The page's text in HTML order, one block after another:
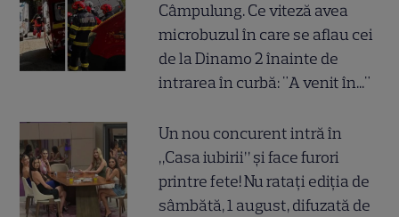
Câmpulung. Ce viteză avea
microbuzul în care se aflau cei
de la Dinamo 2 înainte de
intrarea în curbă: "A venit în..."
Un nou concurent intră în
„Casa iubirii” și face furori
printre fete! Nu ratați ediția de
sâmbătă, 1 august, difuzată de